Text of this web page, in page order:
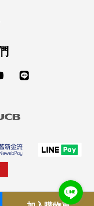
YouTube